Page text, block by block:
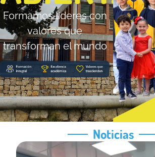
Formamos líderes con
valores que
transforman el mundo
Noticias